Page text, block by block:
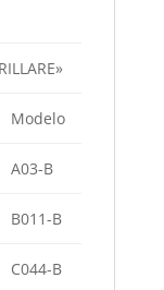
Modelo
A03-B
B011-B
C044-B